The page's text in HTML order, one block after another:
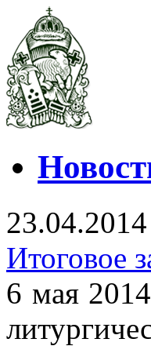
23.04.2014
Итоговое
6 мая